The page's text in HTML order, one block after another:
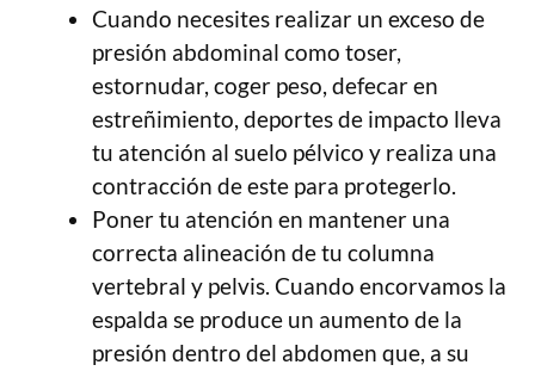
Cuando necesites realizar un exceso de
presión abdominal como toser,
estornudar, coger peso, defecar en
estreñimiento, deportes de impacto lleva
tu atención al suelo pélvico y realiza una
contracción de este para protegerlo.
Poner tu atención en mantener una
correcta alineación de tu columna
vertebral y pelvis. Cuando encorvamos la
espalda se produce un aumento de la
presión dentro del abdomen que, a su